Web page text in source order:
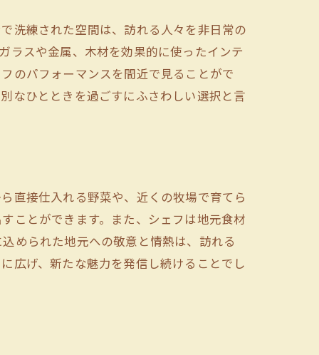
洗練された空間は、訪れる人々を非日常の
ラスや金属、木材を効果的に使ったインテ
のパフォーマンスを間近で見ることがで
なひとときを過ごすにふさわしい選択と言
直接仕入れる野菜や、近くの牧場で育てら
ことができます。また、シェフは地元食材
められた地元への敬意と情熱は、訪れる
広げ、新たな魅力を発信し続けることでし